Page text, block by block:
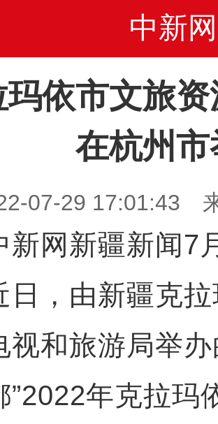
中新网
玛依市文旅
在杭州市
07-29 17:01:43
新疆新闻7
日，由新疆克
视和旅游局举
”2022年克拉玛